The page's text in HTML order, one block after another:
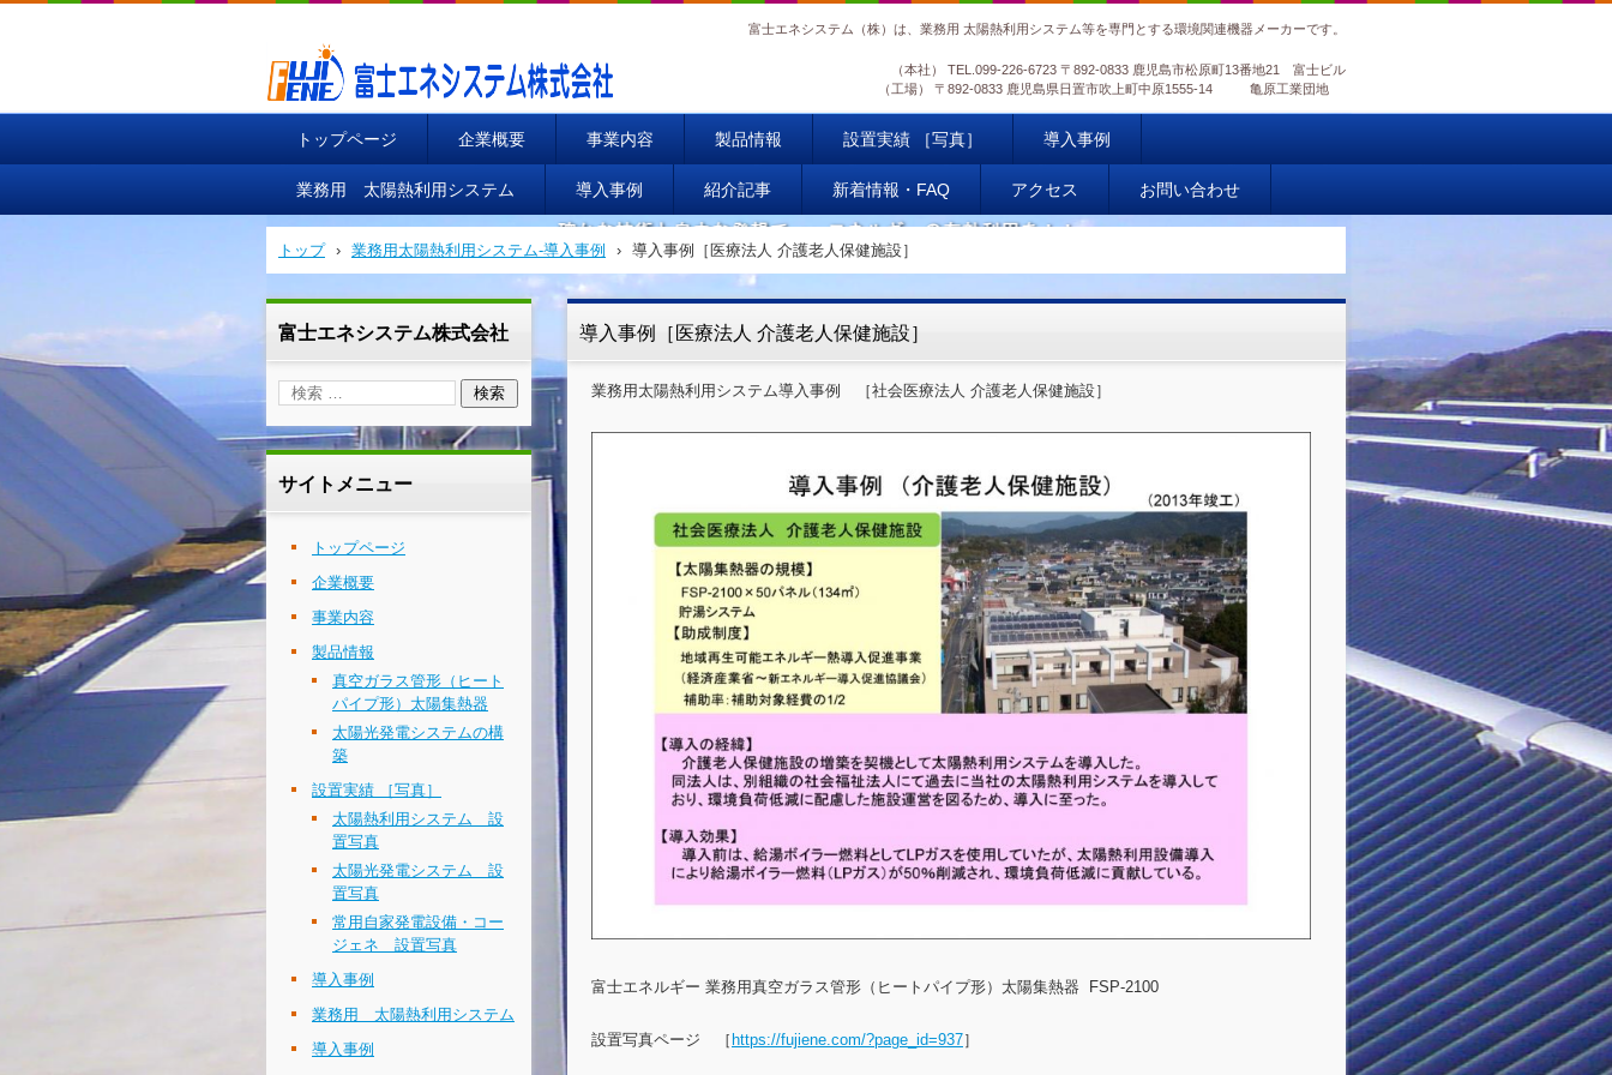
富士エネシステム株式会社
富士エネシステム（株）は、業務用 太陽熱利用システム等を専門とする環境関連機器メーカーです。
（本社） TEL. 099-226-6723 〒892-0833 鹿児島市松原町13番地21 富士ビル
（工場） 〒892-0833 鹿児島県日置市吹上町中原1555-14 亀原工業団地
トップページ 企業概要 事業内容 製品情報 設置実績 ［写真］ 導入事例
業務用 太陽熱利用システム 導入事例 紹介記事 新着情報・FAQ アクセス お問い合わせ
トップ › 業務用太陽熱利用システム-導入事例 › 導入事例［医療法人 介護老人保健施設］
導入事例［医療法人 介護老人保健施設］
業務用太陽熱利用システム導入事例 ［社会医療法人 介護老人保健施設］
富士エネルギー 業務用真空ガラス管形（ヒートパイプ形）太陽集熱器 FSP-2100
設置写真ページ ［ https://fujiene.com/?page_id=937］
富士エネシステム株式会社
サイトメニュー
トップページ
企業概要
事業内容
製品情報
真空ガラス管形（ヒート
パイプ形）太陽集熱器
太陽光発電システムの構
築
設置実績 ［写真］
太陽熱利用システム 設
置写真
太陽光発電システム 設
置写真
常用自家発電設備・コー
ジェネ 設置写真
導入事例
業務用 太陽熱利用システム
導入事例